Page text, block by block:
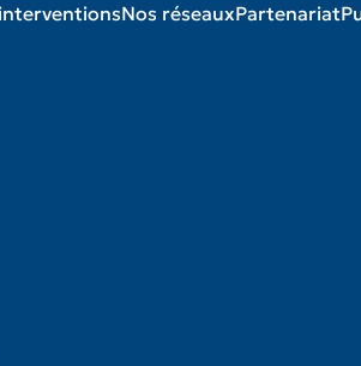
Nos réseauxPartenariat